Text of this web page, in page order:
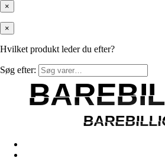
×
×
Hvilket produkt leder du efter?
Søg efter: